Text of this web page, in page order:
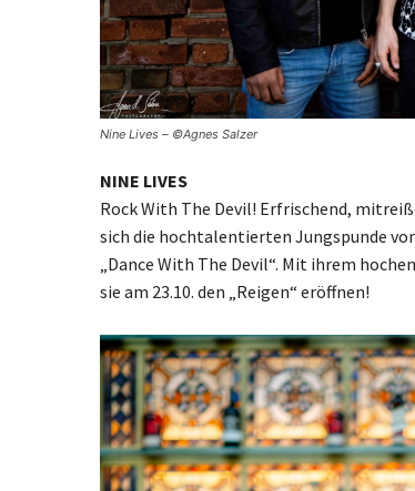
Nine Lives – ©Agnes Salzer
NINE LIVES
Rock With The Devil! Erfrischend,
sich die hochtalentierten Jungspunde
„Dance With The Devil“. Mit ihrem
sie am 23.10. den „Reigen“ eröffnen!